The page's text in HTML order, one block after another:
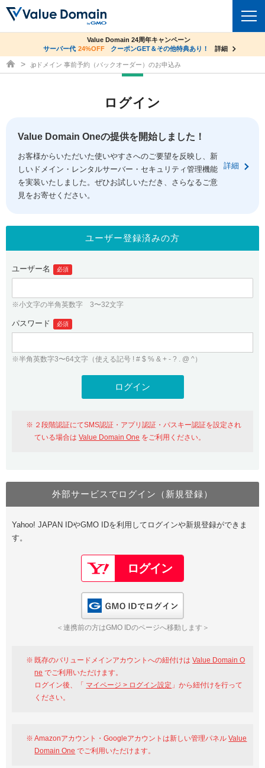
ドメイントップ
ドメイン移管
ドメイン価格一覧
ドメイン一括検索
.jpドメインオークション
gTLDオークション NEW!
.jpドメインバックオーダー
プレミアムドメイン
人気ドメインの種類
WHOIS検索
コアサーバー
バリューサーバー
XREA
セキュリティトップ
Value Domain ネットde診断
SSL証明書
サービストップ
お得意様割引
紹介制度
バリュードメインAPI
ドメイン・ホスティングOEM
facebook
ログイン
従来のバリュードメインをご利用希望の方
Value Domainにログイン
おすすめ One レンタルサーバーを含む最新の機能を使う方
Value Domain Oneにログイン
Google
GMO ID Amazon
※AmazonはValue Domain Oneのログイン画面へ遷移します
ユーザー登録
Value Domain Oneアカウント作成
以下でも登録可能
Google Yahoo!
GMO ID
co.jpドメイン✕コアサーバーV2ビジネス応援キャンペーン
サーバー料金1年間無料
詳細
Value Domain 24周年キャンペーン
サーバー代 24%OFF クーポンGET＆その他特典あり！ 詳細
ドメイン取得ならバリュードメイン
.jpドメイン 事前予約（バックオーダー）のお申込み
ログイン
Value Domain Oneの提供を開始しました！
お客様からいただいた使いやすさへのご要望を反映し、新
しいドメイン・レンタルサーバー・セキュリティ管理機能
を実装いたしました。ぜひお試しいただき、さらなるご意
見をお寄せください。
詳細
ユーザー登録済みの方
ユーザー名 必須
※小文字の半角英数字 3〜32文字
パスワード 必須
※半角英数字3〜64文字（使える記号 ! # $ % & + - ? . @ ^）
２段階認証にてSMS認証・アプリ認証・パスキー認証を設定され
ている場合はValue Domain One をご利用ください。
外部サービスでログイン（新規登録）
Yahoo! JAPAN IDやGMO IDを利用してログインや新規登録ができま
す。
＜連携前の方はGMO IDのページへ移動します＞
既存のバリュードメインアカウントへの紐付けはValue Domain O
ne でご利用いただけます。
ログイン後、「 マイページ > ログイン設定 」から紐付けを行って
ください。
Amazonアカウント・Googleアカウントは新しい管理パネルValue
Domain One でご利用いただけます。